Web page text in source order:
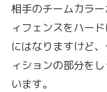
相手のチームカラ
ィフェンスをハー
にはなりますけど
ィションの部分を
います。